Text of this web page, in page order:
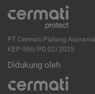
PT Cermati Pialang Asuransi
KEP-596/PD.02/2025
Didukung oleh